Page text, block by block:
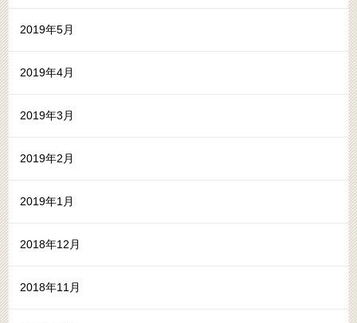
2019年5月
2019年4月
2019年3月
2019年2月
2019年1月
2018年12月
2018年11月